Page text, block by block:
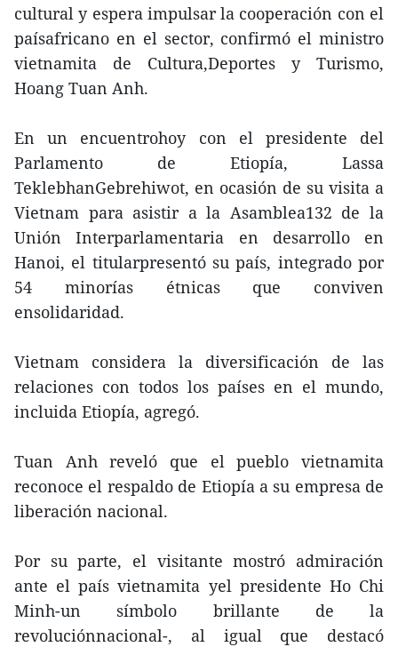
cultural y espera impulsar la cooperación con el
paísafricano en el sector, confirmó el ministro
vietnamita de Cultura,Deportes y Turismo,
Hoang Tuan Anh.
En un encuentrohoy con el presidente del
Parlamento de Etiopía, Lassa
TeklebhanGebrehiwot, en ocasión de su visita a
Vietnam para asistir a la Asamblea132 de la
Unión Interparlamentaria en desarrollo en
Hanoi, el titularpresentó su país, integrado por
54 minorías étnicas que conviven
ensolidaridad.
Vietnam considera la diversificación de las
relaciones con todos los países en el mundo,
incluida Etiopía, agregó.
Tuan Anh reveló que el pueblo vietnamita
reconoce el respaldo de Etiopía a su empresa de
liberación nacional.
Por su parte, el visitante mostró admiración
ante el país vietnamita yel presidente Ho Chi
Minh-un símbolo brillante de la
revoluciónnacional-, al igual que destacó